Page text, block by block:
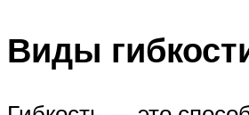
Виды